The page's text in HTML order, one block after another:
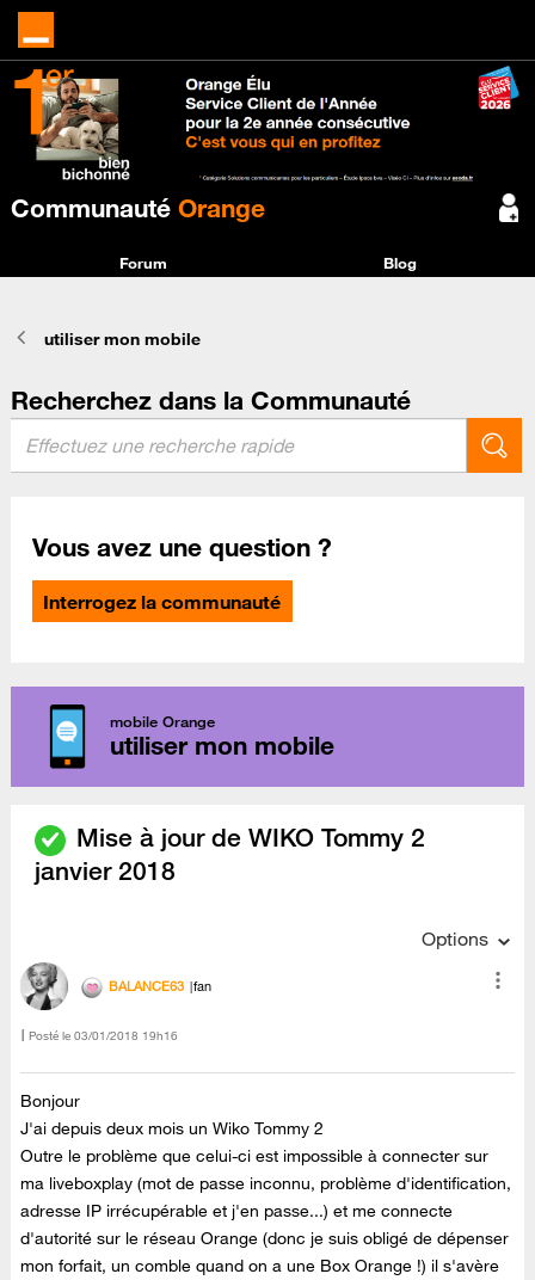
Communauté Orange
Forum Blog
utiliser mon mobile
Recherchez dans la Communauté
Vous avez une question ?
Interrogez la communauté
mobile Orange
utiliser mon mobile
Mise à jour de WIKO Tommy 2
janvier 2018
Options
BALANCE63 fan
Posté le ‎03/01/2018 19h16
Bonjour
J'ai depuis deux mois un Wiko Tommy 2
Outre le problème que celui-ci est impossible à connecter sur
ma liveboxplay (mot de passe inconnu, problème d'identification,
adresse IP irrécupérable et j'en passe...) et me connecte
d'autorité sur le réseau Orange (donc je suis obligé de dépenser
mon forfait, un comble quand on a une Box Orange !) il s'avère